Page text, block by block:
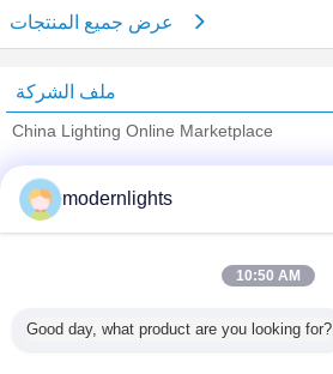
ملف الشركة
China Lighting Online Marketplace
ﺎﻠﺘﺤﻘﻗ ﺎﻠﻣﻭﺭﺩﻮﻧ
Trust Seal
Verified Suplier
جميع المنتجات
modernlights
10:50 AM
Good day, what product are you looking for?